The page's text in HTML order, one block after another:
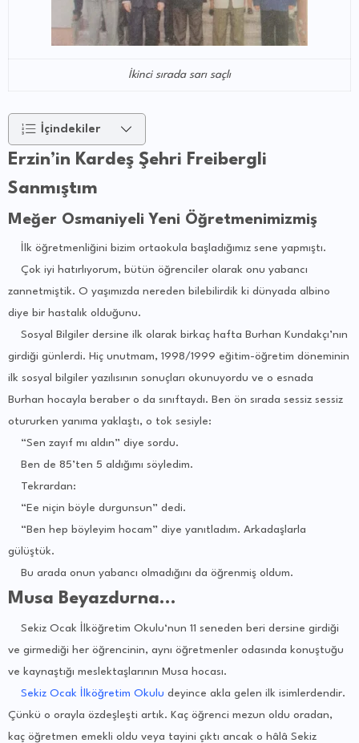
İkinci sırada sarı saçlı
İçindekiler
Erzin’in Kardeş Şehri Freibergli
Sanmıştım
Meğer Osmaniyeli Yeni Öğretmenimizmiş
İlk öğretmenliğini bizim ortaokula başladığımız sene yapmıştı.
Çok iyi hatırlıyorum, bütün öğrenciler olarak onu yabancı
zannetmiştik. O yaşımızda nereden bilebilirdik ki dünyada albino
diye bir hastalık olduğunu.
Sosyal Bilgiler dersine ilk olarak birkaç hafta Burhan Kundakçı’nın
girdiği günlerdi. Hiç unutmam, 1998/1999 eğitim-öğretim döneminin
ilk sosyal bilgiler yazılısının sonuçları okunuyordu ve o esnada
Burhan hocayla beraber o da sınıftaydı. Ben ön sırada sessiz sessiz
otururken yanıma yaklaştı, o tok sesiyle:
“Sen zayıf mı aldın” diye sordu.
Ben de 85’ten 5 aldığımı söyledim.
Tekrardan:
“Ee niçin böyle durgunsun” dedi.
“Ben hep böyleyim hocam” diye yanıtladım. Arkadaşlarla
gülüştük.
Bu arada onun yabancı olmadığını da öğrenmiş oldum.
Musa Beyazdurna…
Sekiz Ocak İlköğretim Okulu‘nun 11 seneden beri dersine girdiği
ve girmediği her öğrencinin, aynı öğretmenler odasında konuştuğu
ve kaynaştığı meslektaşlarının Musa hocası.
Sekiz Ocak İlköğretim Okulu deyince akla gelen ilk isimlerdendir.
Çünkü o orayla özdeşleşti artık. Kaç öğrenci mezun oldu oradan,
kaç öğretmen emekli oldu veya tayini çıktı ancak o hâlâ Sekiz